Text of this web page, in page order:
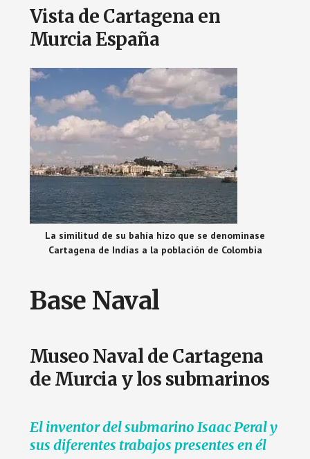
Vista de Cartagena en
Murcia España
La similitud de su bahía hizo que se denominase
Cartagena de Indias a la población de Colombia
Base Naval
Museo Naval de Cartagena
de Murcia y los submarinos
El inventor del submarino Isaac Peral y
sus diferentes trabajos presentes en él